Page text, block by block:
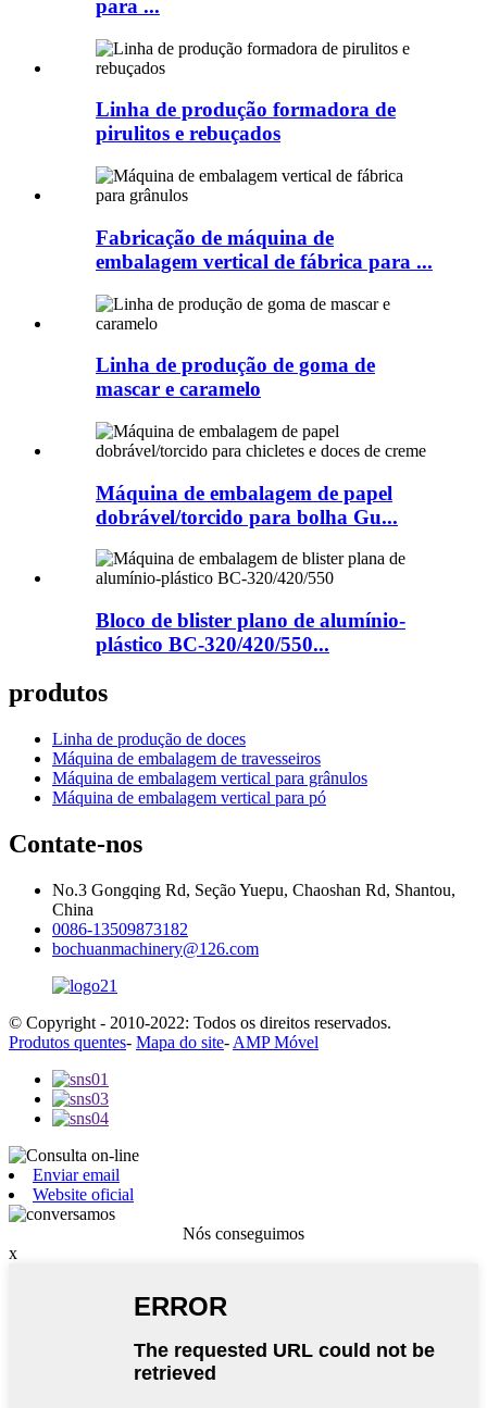
para ...
Linha de produção formadora de
pirulitos e rebuçados
Fabricação de máquina de
embalagem vertical de fábrica para ...
Linha de produção de goma de
mascar e caramelo
Máquina de embalagem de papel
dobrável/torcido para bolha Gu...
Bloco de blister plano de alumínio-
plástico BC-320/420/550...
produtos
Linha de produção de doces
Máquina de embalagem de travesseiros
Máquina de embalagem vertical para grânulos
Máquina de embalagem vertical para pó
Contate-nos
No.3 Gongqing Rd, Seção Yuepu, Chaoshan Rd, Shantou,
China
0086-13509873182
bochuanmachinery@126.com
© Copyright - 2010-2022: Todos os direitos reservados.
Produtos quentes- Mapa do site- AMP Móvel
Enviar email
Website oficial
Nós conseguimos
x